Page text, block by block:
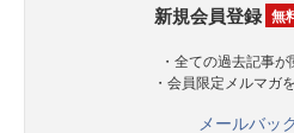
新規会員登録 無
・全ての過去記事
・会員限定メルマガ
メールバッ